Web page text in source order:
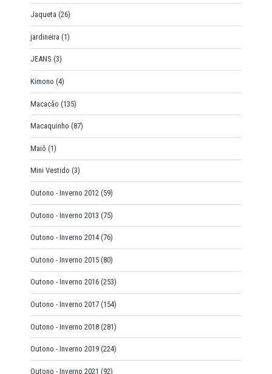
Jaqueta (26)
jardineira (1)
JEANS (3)
Kimono (4)
Macacão (135)
Macaquinho (87)
Maiô (1)
Mini Vestido (3)
Outono - Inverno 2012 (59)
Outono - Inverno 2013 (75)
Outono - Inverno 2014 (76)
Outono - Inverno 2015 (80)
Outono - Inverno 2016 (253)
Outono - Inverno 2017 (154)
Outono - Inverno 2018 (281)
Outono - Inverno 2019 (224)
Outono - Inverno 2021 (92)